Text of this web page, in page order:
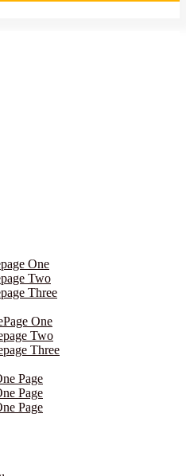
One
Two
Three
One
Two
Three
Page
Page
Page